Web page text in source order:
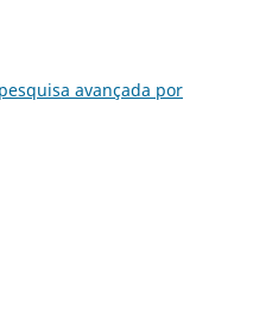
avançada por